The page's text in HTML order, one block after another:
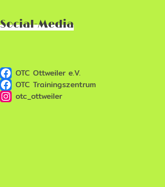
Social-Media
OTC Ottweiler e.V.
OTC Trainingszentrum
otc_ottweiler